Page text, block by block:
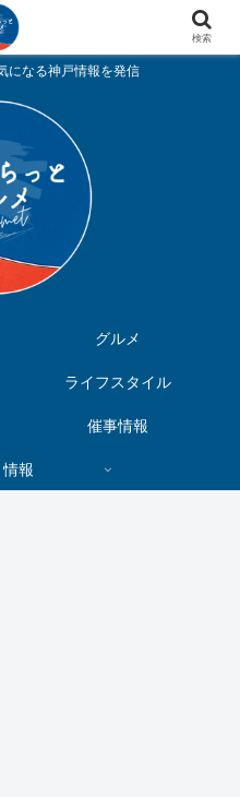
になる神戸情報を発信
グルメ
ライフスタイル
催事情報
報
検索